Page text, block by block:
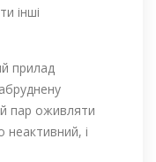
інші
прилад
пар оживляти
неактивний, і